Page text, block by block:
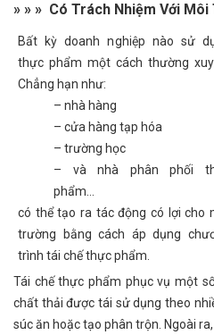
» » » Có Trách Nhiệm Với M ôi
Bất kỳ doanh nghiệp nào sử
thực phẩm một cách thường
Chẳng hạn như:
– nhà hàng
– cửa hàng tạp hóa
– trường học
– và nhà phân phối
phẩm…
có thể tạo ra tác động có lợi cho
trường bằng cách áp dụng
trình tái chế thực phẩm.
Tái chế thực phẩm phục vụ một
chất thải được tái sử dụng theo
súc ăn hoặc tạo phân trộn. Ngoài